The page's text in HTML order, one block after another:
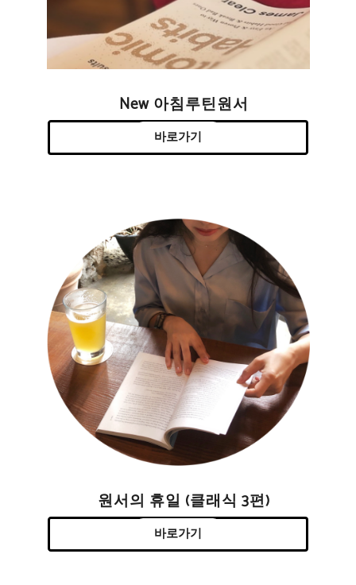
New 아침루틴원서
바로가기
원서의 휴일 (클래식 3편)
바로가기